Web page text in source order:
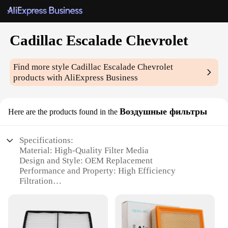
Cadillac Escalade Chevrolet
Find more styleCadillac Escalade Chevrolet
products with AliExpress Business
Here are the products found in the Воздушные фильтры
Specifications:
Material: High-Quality Filter Media
Design and Style: OEM Replacement
Performance and Property: High Efficiency
Filtration
Typical Adaptive Scenario: Off-Road and On-Road
Driving
Shape or Size or Weight or Quantity: Precisely